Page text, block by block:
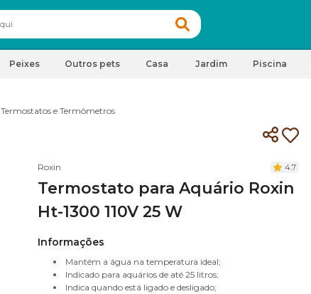
Peixes Outros pets Casa Jardim Piscina
Termostatos e Termômetros
Roxin 4.7
Termostato para Aquário Roxin
Ht-1300 110V 25 W
Informações
Mantém a água na temperatura ideal;
Indicado para aquários de até 25 litros;
Indica quando está ligado e desligado;